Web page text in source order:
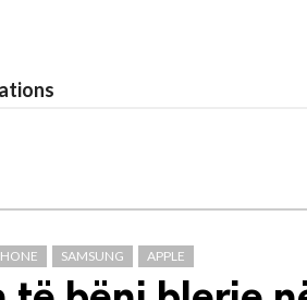
SAMSUNG APPLE